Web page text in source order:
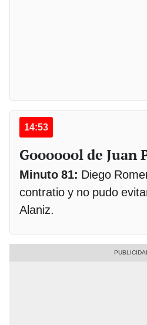
14:53
Gooooool de Juan
Minuto 81: Diego
contratio y no pudo
Alaniz.